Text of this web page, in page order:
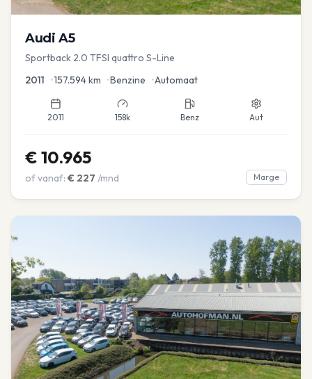
Audi A5
Sportback 2.0 TFSI quattro S-Line
2011 •157.594km •Benzine •Automaat
2011 158k Benz Aut
€ 10.965
of vanaf: € 227 /mnd Marge